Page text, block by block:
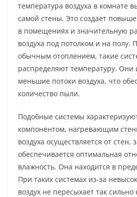
температура воздуха в комнате
самой стены. Это создает
в помещениях и значительную
воздуха под потолком и на полу.
обычным отоплением, такие
распределяют температуру. Они
меньшие потоки воздуха, что
количество пыли.
Подобные системы
компонентом, нагревающим
воздуха осуществляется от стен,
обеспечивается оптимальная
влажность. Она находится в
При таких системах из-за
воздух не пересыхает так сильно